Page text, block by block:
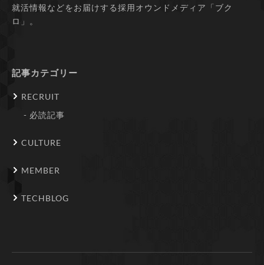
就活情報などをお届けする採用オウンドメディア「ブク
ロ」。
記事カテゴリー
RECRUIT
必読記事
CULTURE
MEMBER
TECHBLOG